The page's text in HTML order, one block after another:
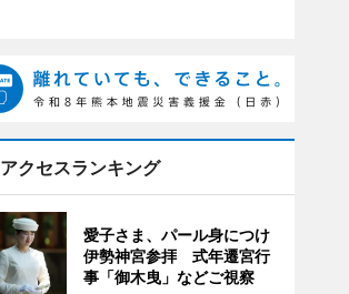
アクセスランキング
愛子さま、パール身につけ
伊勢神宮参拝 式年遷宮行
事「御木曳」などご視察